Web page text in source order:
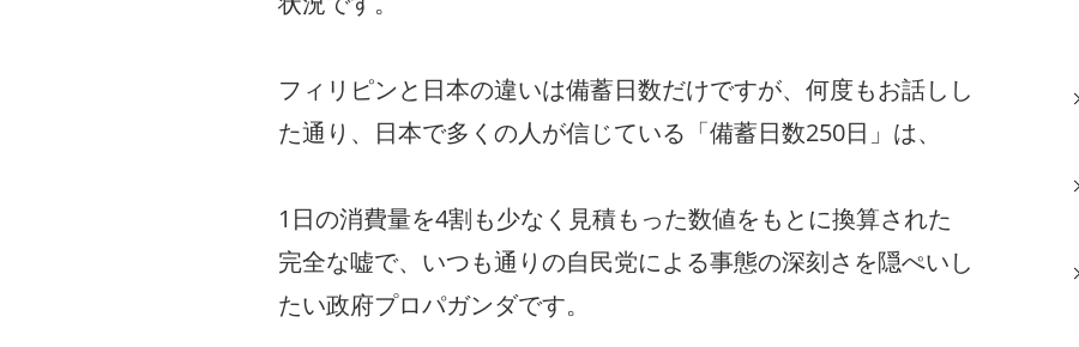
フィリピンと日本の違いは備蓄日数だけですが、何度もお話しし
た通り、日本で多くの人が信じている「備蓄日数250日」は、
1日の消費量を4割も少なく見積もった数値をもとに換算された
完全な嘘で、いつも通りの自民党による事態の深刻さを隠ぺいし
たい政府プロパガンダです。